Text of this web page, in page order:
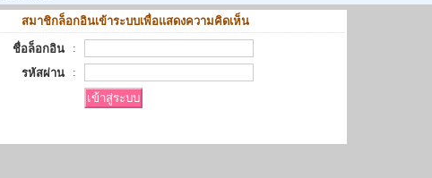
สมาชิกล็อกอินเข้าระบบเพื่อแสดงความคิดเห็น
ชื่อล็อกอิน
:
รหัสผ่าน
: